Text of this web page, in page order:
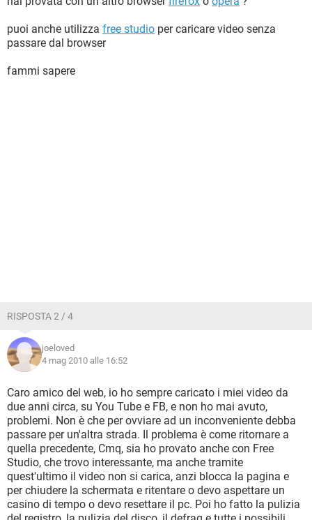
puoi anche utilizza free studio per caricare video senza
passare dal browser
fammi sapere
RISPOSTA 2 / 4
joeloved
4 mag 2010 alle 16:52
Caro amico del web, io ho sempre caricato i miei video da
due anni circa, su You Tube e FB, e non ho mai avuto,
problemi. Non è che per ovviare ad un inconveniente debba
passare per un'altra strada. Il problema è come ritornare a
quella precedente, Cmq, sia ho provato anche con Free
Studio, che trovo interessante, ma anche tramite
quest'ultimo il video non si carica, anzi blocca la pagina e
per chiudere la schermata e ritentare o devo aspettare un
casino di tempo o devo resettare il pc. Poi ho fatto la pulizia